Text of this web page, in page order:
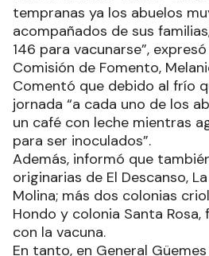
tempranas ya los abuelos
acompañados de sus
146 para vacunarse”,
Comisión de Fomento,
Comentó que debido al frío
jornada “a cada uno de los
un café con leche mientras
para ser inoculados”.
Además, informó que
originarias de El Descanso,
Molina; más dos colonias
Hondo y colonia Santa
con la vacuna.
En tanto, en General